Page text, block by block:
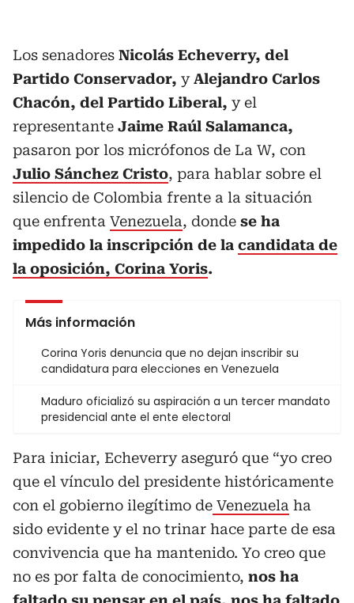
Los senadores Nicolás Echeverry, del
Partido Conservador, yAlejandro Carlos
Chacón, del Partido Liberal, y el
representante Jaime Raúl Salamanca,
pasaron por los micrófonos de La W, con
Julio Sánchez Cristo, para hablar sobre el
silencio de Colombia frente a la situación
que enfrenta Venezuela, donde se ha
impedido la inscripción de la candidata de
la oposición, Corina Yoris.
Más información
Corina Yoris denuncia que no dejan inscribir su
candidatura para elecciones en Venezuela
Maduro oficializó su aspiración a un tercer mandato
presidencial ante el ente electoral
Para iniciar, Echeverry aseguró que “yo creo
que el vínculo del presidente históricamente
con el gobierno ilegítimo de Venezuela ha
sido evidente y el no trinar hace parte de esa
convivencia que ha mantenido. Yo creo que
no es por falta de conocimiento, nos ha